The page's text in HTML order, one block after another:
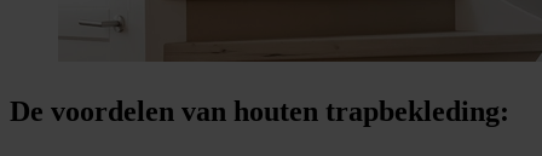
De voordelen van houten trapbekleding: